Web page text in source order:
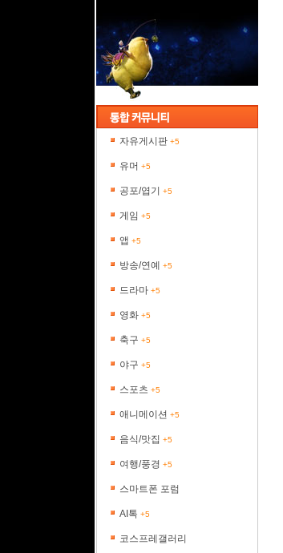
자유게시판 +5
유머 +5
공포/엽기 +5
게임 +5
앱 +5
방송/연예 +5
드라마 +5
영화 +5
축구 +5
야구 +5
스포츠 +5
애니메이션 +5
음식/맛집 +5
여행/풍경 +5
스마트폰 포럼
AI톡 +5
코스프레갤러리